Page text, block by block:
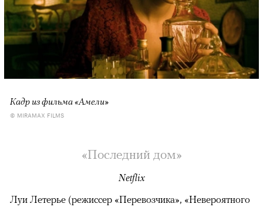
Кадр из фильма «Амели»
© MIRAMAX FILMS
«Последний дом»
Netflix
Луи Летерье (режиссер «Перевозчика», «Невероятного